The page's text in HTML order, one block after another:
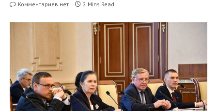
Комментариев нет 2 Mins Read